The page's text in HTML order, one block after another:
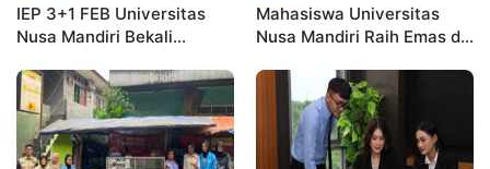
IEP 3+1 FEB Universitas
Nusa Mandiri Bekali
Kerja Sebelum Lulus
Mahasiswa Universitas
Nusa Mandiri Raih Emas di
Indonesia Open
Championships 2026